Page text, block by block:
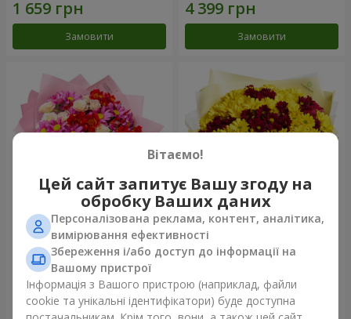
Замовити Замовити
Букет "Ніжне кохання"
1 510 грн
Замовити
Букет "Казкова осінь"
Замовити
Вітаємо!
Цей сайт запитує Вашу згоду на
обробку Ваших даних
Персоналізована реклама, контент, аналітика,
вимірювання ефективності
Збереження і/або доступ до інформації на
Вашому пристрої
Інформація з Вашого пристрою (наприклад, файли
cookie та унікальні ідентифікатори) буде доступна